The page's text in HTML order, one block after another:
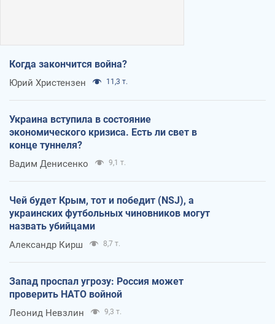
Когда закончится война?
Юрий Христензен 11,3 т.
Украина вступила в состояние
экономического кризиса. Есть ли свет в
конце туннеля?
Вадим Денисенко 9,1 т.
Чей будет Крым, тот и победит (NSJ), а
украинских футбольных чиновников могут
назвать убийцами
Александр Кирш 8,7 т.
Запад проспал угрозу: Россия может
проверить НАТО войной
Леонид Невзлин 9,3 т.